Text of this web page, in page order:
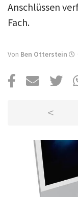
Tests
Magazine
Über uns
Mac Life+
Anschlüssen
Fach.
Von Ben Otterstein
<